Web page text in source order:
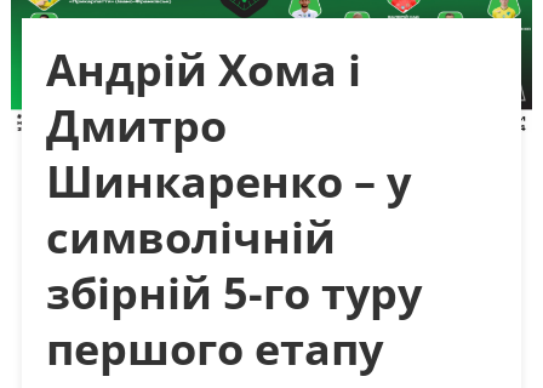
Андрій Хома і
Дмитро
Шинкаренко – у
символічній
збірній 5-го туру
першого етапу